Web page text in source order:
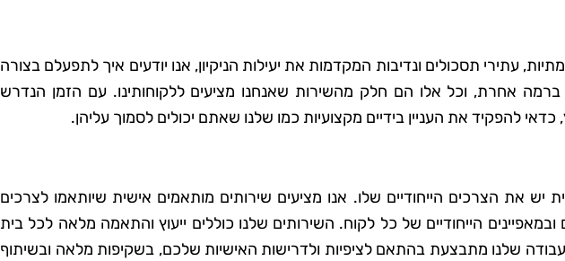
עתירי תסכולים ונדיבות המקדמות את יעילות הניקיון, אנו יודעים איך לתפעלם בצורה
אחרת, וכל אלו הם חלק מהשירות שאנחנו מציעים ללקוחותינו. עם הזמן הנדרש
כדאי להפקיד את העניין בידיים מקצועיות כמו שלנו שאתם יכולים לסמוך עליהן.
יש את הצרכים הייחודיים שלו. אנו מציעים שירותים מותאמים אישית שיותאמו לצרכים
הייחודיים של כל לקוח. השירותים שלנו כוללים ייעוץ והתאמה מלאה לכל בית
שלנו מתבצעת בהתאם לציפיות ולדרישות האישיות שלכם, בשקיפות מלאה ובשיתוף